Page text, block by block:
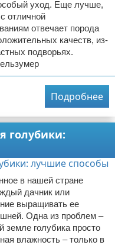
уход. Еще лучше,
отличной
отвечает порода
качеств, из-
подворьях.
Подробнее
голубики:
в нашей стране
дачник или
выращивать ее
Одна из проблем –
земле голубика просто
влажность – только в